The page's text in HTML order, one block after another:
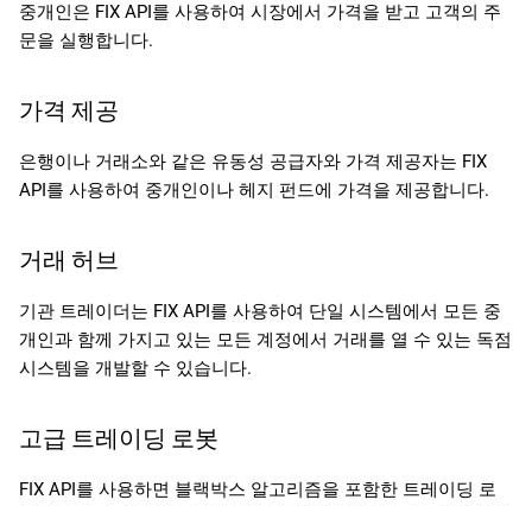
중개인은 FIX API를 사용하여 시장에서 가격을 받고 고객의 주
문을 실행합니다.
가격 제공
은행이나 거래소와 같은 유동성 공급자와 가격 제공자는 FIX
API를 사용하여 중개인이나 헤지 펀드에 가격을 제공합니다.
거래 허브
기관 트레이더는 FIX API를 사용하여 단일 시스템에서 모든 중
개인과 함께 가지고 있는 모든 계정에서 거래를 열 수 있는 독점
시스템을 개발할 수 있습니다.
고급 트레이딩 로봇
FIX API를 사용하면 블랙박스 알고리즘을 포함한 트레이딩 로